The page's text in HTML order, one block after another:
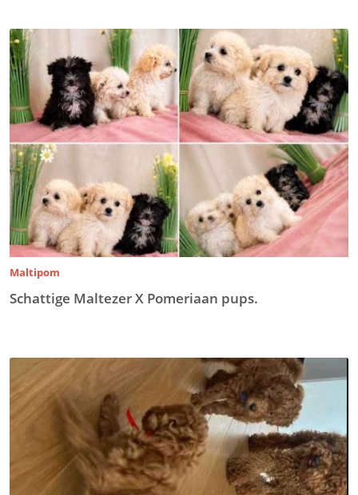
Maltipom
Schattige Maltezer X Pomeriaan pups.